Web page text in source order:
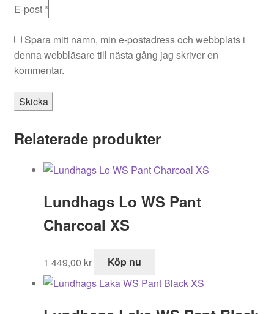
E-post *
Spara mitt namn, min e-postadress och webbplats i
denna webbläsare till nästa gång jag skriver en
kommentar.
Relaterade produkter
Lundhags Lo WS Pant
Charcoal XS
1 449,00 kr Köp nu